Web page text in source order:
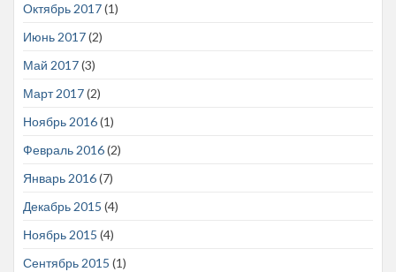
Октябрь 2017(1)
Июнь 2017(2)
Май 2017(3)
Март 2017(2)
Ноябрь 2016(1)
Февраль 2016(2)
Январь 2016(7)
Декабрь 2015 (4)
Ноябрь 2015 (4)
Сентябрь 2015 (1)